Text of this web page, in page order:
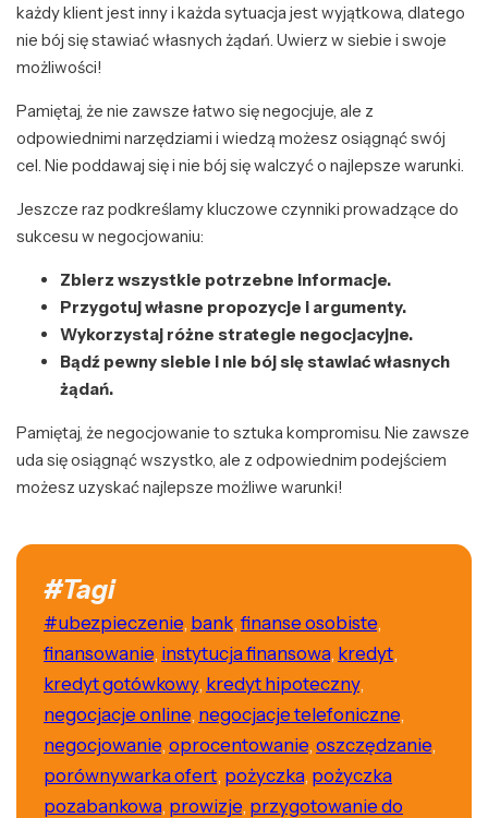
każdy klient jest inny i każda sytuacja jest wyjątkowa, dlatego
nie bój się stawiać własnych żądań. Uwierz w siebie i swoje
możliwości!
Pamiętaj, że nie zawsze łatwo się negocjuje, ale z
odpowiednimi narzędziami i wiedzą możesz osiągnąć swój
cel. Nie poddawaj się i nie bój się walczyć o najlepsze warunki.
Jeszcze raz podkreślamy kluczowe czynniki prowadzące do
sukcesu w negocjowaniu:
Zbierz wszystkie potrzebne informacje.
Przygotuj własne propozycje i argumenty.
Wykorzystaj różne strategie negocjacyjne.
Bądź pewny siebie i nie bój się stawiać własnych
żądań.
Pamiętaj, że negocjowanie to sztuka kompromisu. Nie zawsze
uda się osiągnąć wszystko, ale z odpowiednim podejściem
możesz uzyskać najlepsze możliwe warunki!
#Tagi
#ubezpieczenie, bank, finanse osobiste,
finansowanie, instytucja finansowa, kredyt,
kredyt gotówkowy, kredyt hipoteczny,
negocjacje online, negocjacje telefoniczne,
negocjowanie, oprocentowanie, oszczędzanie,
porównywarka ofert, pożyczka, pożyczka
pozabankowa, prowizje, przygotowanie do